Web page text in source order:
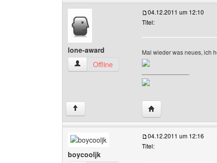
lone-award
lone-award Benutzer-Profile anzeigen
Offline
04.12.2011 um 12:10
Titel:
Mal wieder was neues, ich
↑ Website dieses
boycooljk
04.12.2011 um 12:16
Titel: